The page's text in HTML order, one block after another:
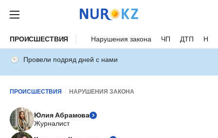
ПРОИСШЕСТВИЯ Нарушения закона ЧП ДТП
Провели подряд дней с нами
ПРОИСШЕСТВИЯ НАРУШЕНИЯ ЗАКОНА
Юлия Абрамова
Журналист